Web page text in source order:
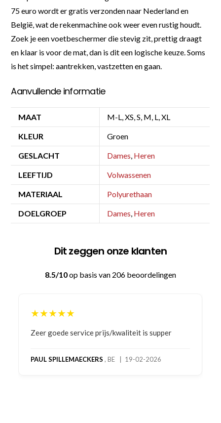
75 euro wordt er gratis verzonden naar Nederland en
België, wat de rekenmachine ook weer even rustig houdt.
Zoek je een voetbeschermer die stevig zit, prettig draagt
en klaar is voor de mat, dan is dit een logische keuze. Soms
is het simpel: aantrekken, vastzetten en gaan.
Aanvullende informatie
MAAT M-L, XS, S, M, L, XL
KLEUR Groen
GESLACHT Dames, Heren
LEEFTIJD Volwassenen
MATERIAAL Polyurethaan
DOELGROEP Dames, Heren
Dit zeggen onze klanten
8.5/10op basis van 206 beoordelingen
★★★★★
Bestelling gedaan vanwege goede prijzen en
bestelling al ontvangen met gifts, waardoor je